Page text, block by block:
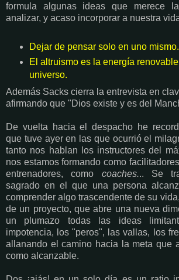
formula algunas ideas que merece
analizar, y acaso incorporar a nuestra
Dejar de pensar solo en uno mismo.
El altruismo es la energía renovable
universo.
Además Sacks cierra la entrevista en
afirmando que "Dios existe y es del
De vuelta hacia el despacho he
que tuve ayer en las que ocurrió el
tanto nos hablan los instructores del
nos estamos formando como
entrenadores, como coaches... Se
sagrado en el que una persona
comprender algo trascendente de su
de un proyecto, que abre una nueva
un plumazo todas las ideas
impotencia, los "peros", las vallas, los
allanando el camino hacia la meta que
como alcanzable.